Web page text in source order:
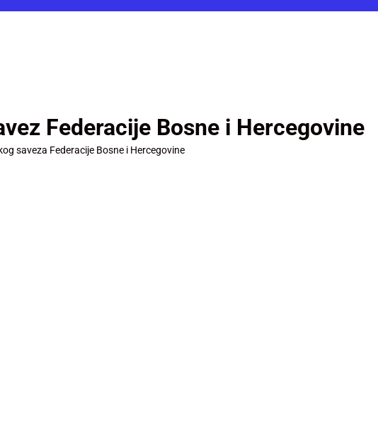
Federacije Bosne i Hercegovine
saveza Federacije Bosne i Hercegovine